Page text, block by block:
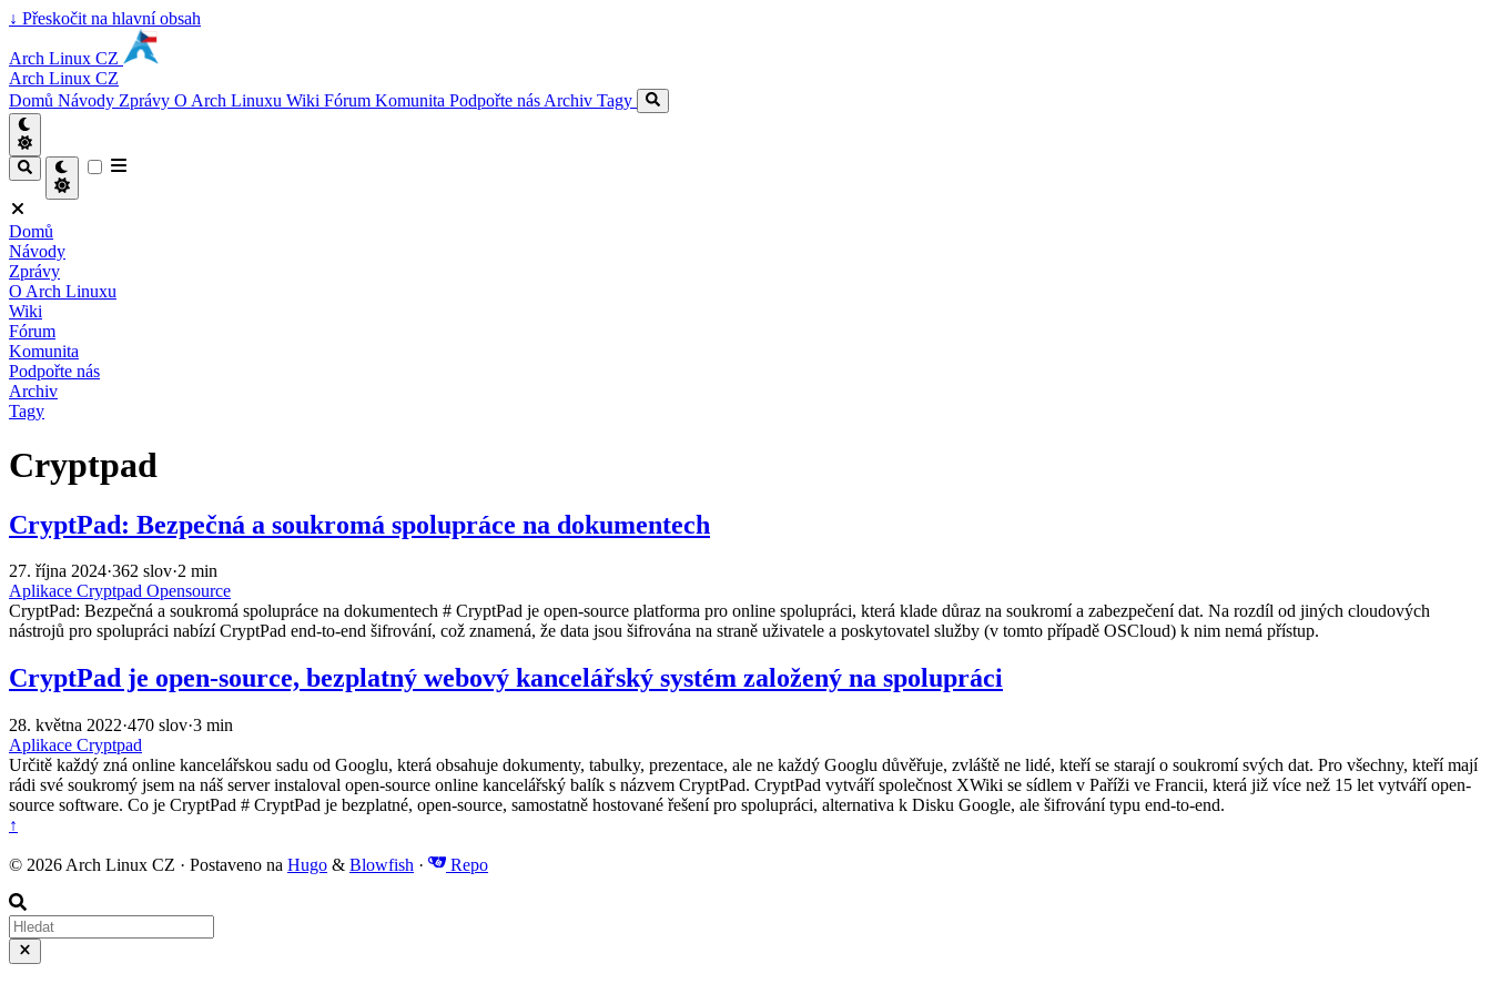
↓ Přeskočit na hlavní obsah
Arch Linux CZ
Arch Linux CZ
Domů Návody Zprávy O Arch Linuxu Wiki Fórum Komunita Podpořte nás Archiv Tagy
Domů
Návody
Zprávy
O Arch Linuxu
Wiki
Fórum
Komunita
Podpořte nás
Archiv
Tagy
Cryptpad
CryptPad: Bezpečná a soukromá spolupráce na dokumentech
27. října 2024·362 slov·2 min
Aplikace Cryptpad Opensource
CryptPad: Bezpečná a soukromá spolupráce na dokumentech # CryptPad je open-source platforma pro online spolupráci, která klade důraz na soukromí a zabezpečení dat. Na rozdíl od jiných cloudových
nástrojů pro spolupráci nabízí CryptPad end-to-end šifrování, což znamená, že data jsou šifrována na straně uživatele a poskytovatel služby (v tomto případě OSCloud) k nim nemá přístup.
CryptPad je open-source, bezplatný webový kancelářský systém založený na spolupráci
28. května 2022·470 slov·3 min
Aplikace Cryptpad
Určitě každý zná online kancelářskou sadu od Googlu, která obsahuje dokumenty, tabulky, prezentace, ale ne každý Googlu důvěřuje, zvláště ne lidé, kteří se starají o soukromí svých dat. Pro všechny, kteří mají
rádi své soukromý jsem na náš server instaloval open-source online kancelářský balík s názvem CryptPad. CryptPad vytváří společnost XWiki se sídlem v Paříži ve Francii, která již více než 15 let vytváří open-
source software. Co je CryptPad # CryptPad je bezplatné, open-source, samostatně hostované řešení pro spolupráci, alternativa k Disku Google, ale šifrování typu end-to-end.
↑
© 2026 Arch Linux CZ · Postaveno na Hugo & Blowfish · Repo